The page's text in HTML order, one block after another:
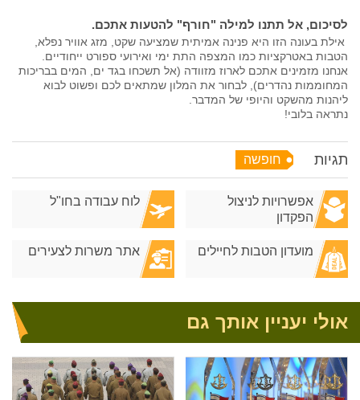
לסיכום, אל תתנו למילה "חורף" להטעות אתכם.
אילת בעונה הזו היא פנינה אמיתית שמציעה שקט, מזג אוויר נפלא,
הטבות באטרקציות כמו המצפה התת ימי ואירועי ספורט ייחודיים.
אנחנו מזמינים אתכם לארוז מזוודה (אל תשכחו בגד ים, המים בבריכות
המחוממות נהדרים), לבחור את המלון שמתאים לכם ופשוט לבוא
ליהנות מהשקט והיופי של המדבר.
נתראה בלובי!
תגיות חופשה
אפשרויות לניצול
הפקדון
לוח עבודה בחו"ל
מועדון הטבות לחיילים אתר משרות לצעירים
אולי יעניין אותך גם